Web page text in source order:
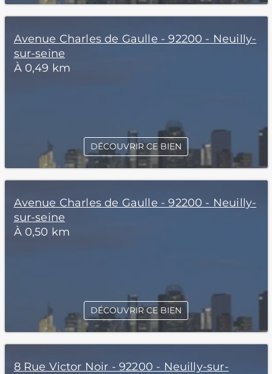
Avenue Charles de Gaulle - 92200 - Neuilly-
sur-seine
À 0,49 km
DÉCOUVRIR CE BIEN
Avenue Charles de Gaulle - 92200 - Neuilly-
sur-seine
À 0,50 km
DÉCOUVRIR CE BIEN
8 Rue Victor Noir - 92200 - Neuilly-sur-